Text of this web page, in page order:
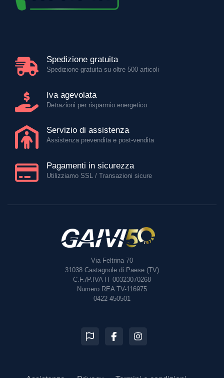
Spedizione gratuita
Spedizione gratuita su oltre 500 articoli
Iva agevolata
Detrazioni per risparmio energetico
Servizio di assistenza
Assistenza prevendita e post-vendita
Pagamenti in sicurezza
Utilizziamo SSL / Transazioni sicure
Via Feltrina 70
31038 Castagnole di Paese (TV)
C.F./P.IVA IT 00323070268
Numero REA TV-116975
0422 450501